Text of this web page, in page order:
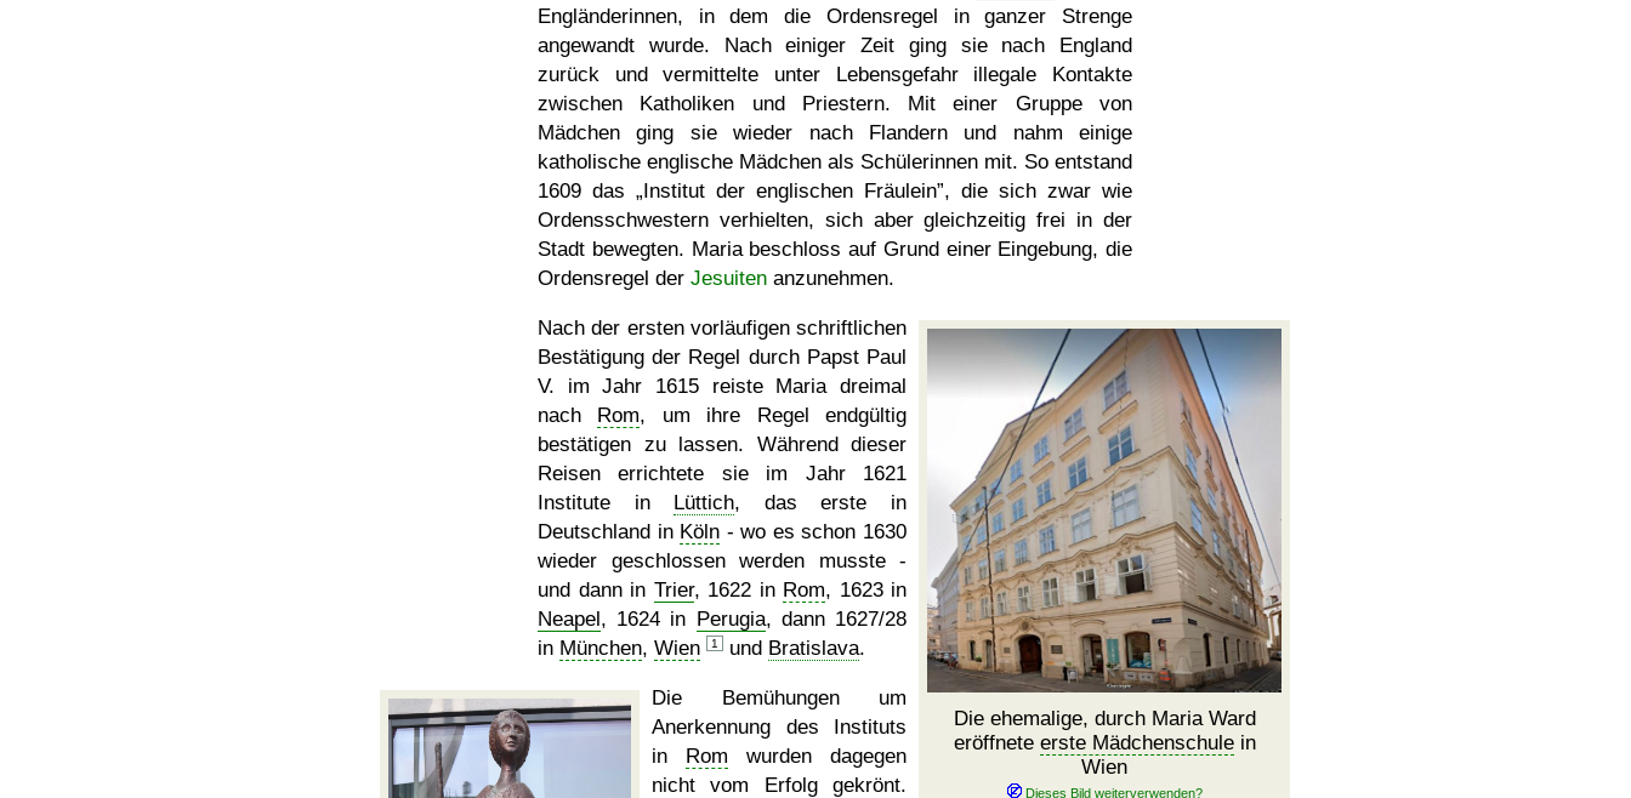
Engländerinnen, in dem die Ordensregel in ganzer Strenge
angewandt wurde. Nach einiger Zeit ging sie nach England
zurück und vermittelte unter Lebensgefahr illegale Kontakte
zwischen Katholiken und Priestern. Mit einer Gruppe von
Mädchen ging sie wieder nach Flandern und nahm einige
katholische englische Mädchen als Schülerinnen mit. So entstand
1609 das
Institut der englischen Fräulein , die sich zwar wie
Ordensschwestern verhielten, sich aber gleichzeitig frei in der
Stadt bewegten. Maria beschloss auf Grund einer Eingebung, die
Ordensregel der Jesuiten anzunehmen.
Die ehemalige, durch Maria Ward
eröffnete erste Mädchenschulein
Wien
Nach der ersten vorläufigen schriftlichen
Bestätigung der Regel durch Papst Paul
V. im Jahr 1615 reiste Maria dreimal
nach Rom, um ihre Regel endgültig
bestätigen zu lassen. Während dieser
Reisen errichtete sie im Jahr 1621
Institute in Lüttich, das erste in
Deutschland in Köln - wo es schon 1630
wieder geschlossen werden musste -
und dann in Trier, 1622 in Rom, 1623 in
Neapel, 1624 in Perugia, dann 1627/28
in München, Wien 1 und Bratislava.
Die Bemühungen um
Anerkennung des Instituts
in Rom wurden dagegen
nicht vom Erfolg gekrönt.